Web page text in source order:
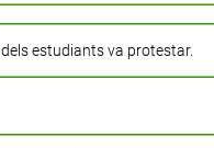
dels estudiants va protestar.